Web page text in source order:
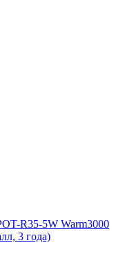
R35-5W Warm3000
3 года)